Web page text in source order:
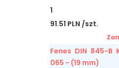
1
91.51 PLN /szt.
Fenes DIN 845-B
065 - (19 mm)